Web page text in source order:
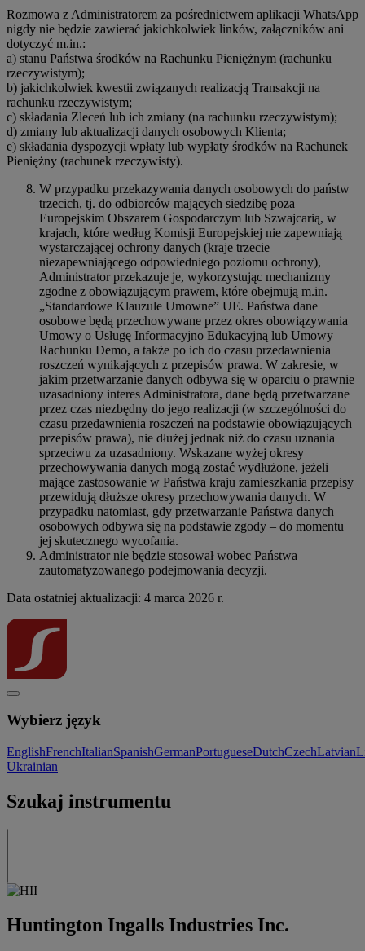
Rozmowa z Administratorem za pośrednictwem aplikacji WhatsApp
nigdy nie będzie zawierać jakichkolwiek linków, załączników ani
dotyczyć m.in.:
a) stanu Państwa środków na Rachunku Pieniężnym (rachunku
rzeczywistym);
b) jakichkolwiek kwestii związanych realizacją Transakcji na
rachunku rzeczywistym;
c) składania Zleceń lub ich zmiany (na rachunku rzeczywistym);
d) zmiany lub aktualizacji danych osobowych Klienta;
e) składania dyspozycji wpłaty lub wypłaty środków na Rachunek
Pieniężny (rachunek rzeczywisty).
W przypadku przekazywania danych osobowych do państw
trzecich, tj. do odbiorców mających siedzibę poza
Europejskim Obszarem Gospodarczym lub Szwajcarią, w
krajach, które według Komisji Europejskiej nie zapewniają
wystarczającej ochrony danych (kraje trzecie
niezapewniającego odpowiedniego poziomu ochrony),
Administrator przekazuje je, wykorzystując mechanizmy
zgodne z obowiązującym prawem, które obejmują m.in.
„Standardowe Klauzule Umowne” UE. Państwa dane
osobowe będą przechowywane przez okres obowiązywania
Umowy o Usługę Informacyjno Edukacyjną lub Umowy
Rachunku Demo, a także po ich do czasu przedawnienia
roszczeń wynikających z przepisów prawa. W zakresie, w
jakim przetwarzanie danych odbywa się w oparciu o prawnie
uzasadniony interes Administratora, dane będą przetwarzane
przez czas niezbędny do jego realizacji (w szczególności do
czasu przedawnienia roszczeń na podstawie obowiązujących
przepisów prawa), nie dłużej jednak niż do czasu uznania
sprzeciwu za uzasadniony. Wskazane wyżej okresy
przechowywania danych mogą zostać wydłużone, jeżeli
mające zastosowanie w Państwa kraju zamieszkania przepisy
przewidują dłuższe okresy przechowywania danych. W
przypadku natomiast, gdy przetwarzanie Państwa danych
osobowych odbywa się na podstawie zgody – do momentu
jej skutecznego wycofania.
Administrator nie będzie stosował wobec Państwa
zautomatyzowanego podejmowania decyzji.
Data ostatniej aktualizacji: 4 marca 2026 r.
Wybierz język
EnglishFrenchItalianSpanishGermanPortugueseDutchCzechLatvian
Ukrainian
Szukaj instrumentu
Huntington Ingalls Industries Inc.